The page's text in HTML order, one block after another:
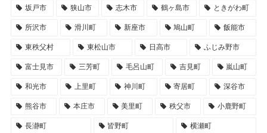
坂戸市 狭山市 志木市 鶴ヶ島市 ときがわ町
所沢市 滑川町 新座市 鳩山町 飯能市
東秩父村 東松山市 日高市 ふじみ野市
富士見市 三芳町 毛呂山町 吉見町 嵐山町
和光市 上里町 神川町 寄居町 深谷市
熊谷市 本庄市 美里町 秩父市 小鹿野町
長瀞町 皆野町 横瀬町